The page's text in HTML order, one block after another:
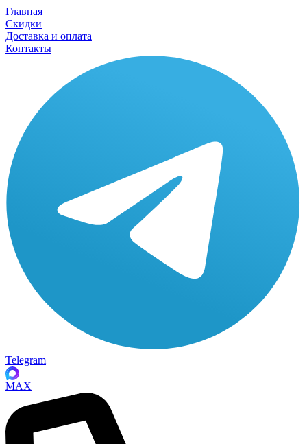
Главная
Скидки
Доставка и оплата
Контакты
Telegram
MAX